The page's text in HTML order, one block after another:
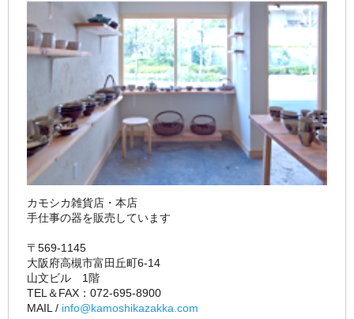
カモシカ雑貨店・本店
手仕事の器を販売しています
〒569-1145
大阪府高槻市富田丘町6-14
山文ビル 1階
TEL＆FAX：072-695-8900
MAIL / info@kamoshikazakka.com